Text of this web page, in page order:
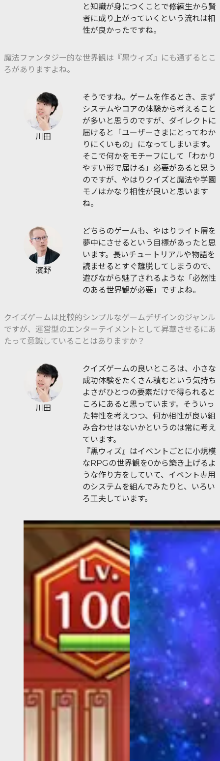
と知識が身につくことで修練生から賢
者に成り上がっていくという流れは相
性が良かったですね。
魔法ファンタジー的な世界観は『黒ウィズ』にも通ずるとこ
ろがありますよね。
川田
そうですね。ゲームを作るとき、まず
システムやコアの体験から考えること
が多いと思うのですが、ダイレクトに
届けると「ユーザーさまにとってわか
りにくいもの」になってしまいます。
そこで何かをモチーフにして「わかり
やすい形で届ける」必要があると思う
のですが、やはりクイズと魔法や学園
モノはかなり相性が良いと思います
ね。
濱野
どちらのゲームも、やはりライト層を
夢中にさせるという目標があったと思
います。長いチュートリアルや物語を
読ませるとすぐ離脱してしまうので、
遊びながら魅了されるような「必然性
のある世界観が必要」ですよね。
クイズゲームは比較的シンプルなゲームデザインのジャンル
ですが、運営型のエンターテイメントとして昇華させるにあ
たって意識していることはありますか？
川田
クイズゲームの良いところは、小さな
成功体験をたくさん積むという気持ち
よさがひとつの要素だけで得られると
ころにあると思っています。そういっ
た特性を考えつつ、何か相性が良い組
み合わせはないかというのは常に考え
ています。
『黒ウィズ』はイベントごとに小規模
なRPGの世界観を0から築き上げるよ
うな作り方をしていて、イベント専用
のシステムを組んでみたりと、いろい
ろ工夫しています。